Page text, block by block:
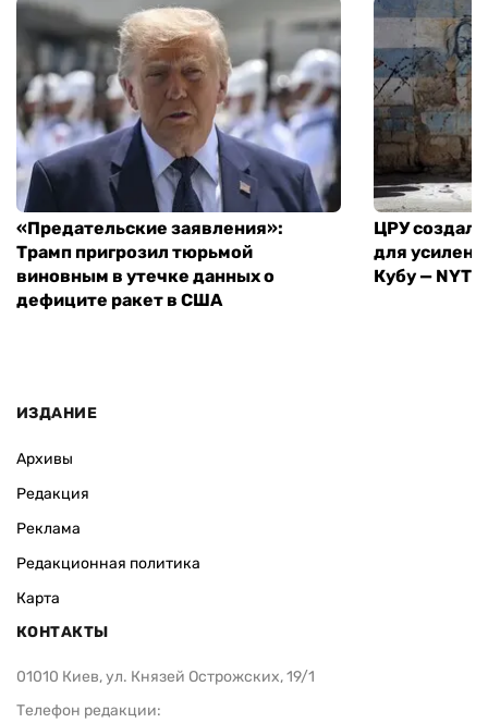
«Предательские заявления»:
Трамп пригрозил тюрьмой
виновным в утечке данных о
дефиците ракет в США
ЦРУ
для
Кубу — NYT
ИЗДАНИЕ
Архивы
Редакция
Реклама
Редакционная политика
Карта
КОНТАКТЫ
01010 Киев, ул. Князей Острожских, 19/1
Телефон редакции: